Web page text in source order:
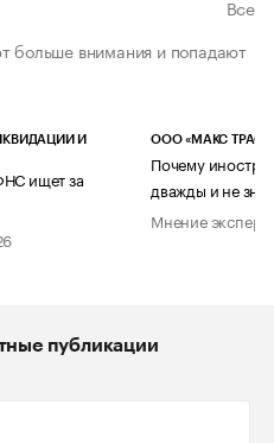
Все
больше внимания и попадают
И
ищет за
ООО «МАКС ТРАСТ»
Почему
дважды и не
Мнение
публикации